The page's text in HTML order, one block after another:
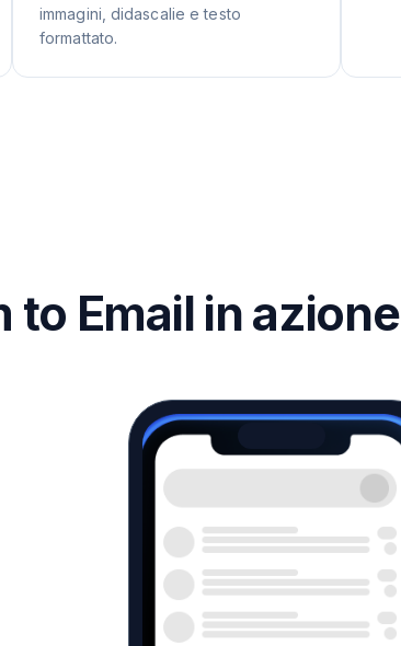
immagini, didascalie e testo
formattato.
to Email in azione